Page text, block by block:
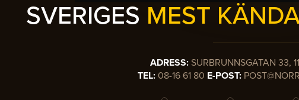
SVERIGES MEST
ADRESS: SURBRUNNSGATAN 33,
TEL: 08-16 61 80 E-POST: